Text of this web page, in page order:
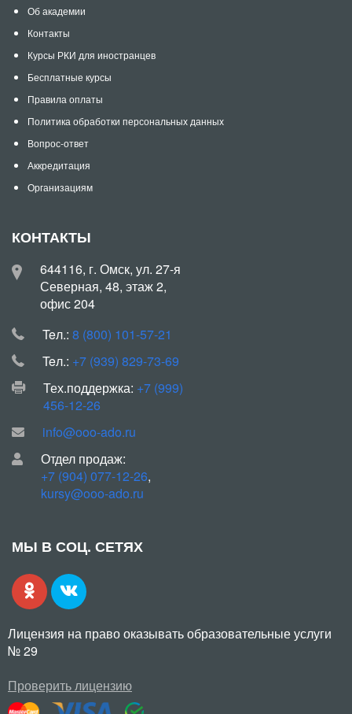
Об академии
Контакты
Курсы РКИ для иностранцев
Бесплатные курсы
Правила оплаты
Политика обработки персональных данных
Вопрос-ответ
Аккредитация
Организациям
КОНТАКТЫ
644116, г. Омск, ул. 27-я
Северная, 48, этаж 2,
офис 204
Teл.: 8 (800) 101-57-21
Teл.: +7 (939) 829-73-69
Тех.поддержка: +7 (999)
456-12-26
info@ooo-ado.ru
Отдел продаж:
+7 (904) 077-12-26,
kursy@ooo-ado.ru
МЫ В СОЦ. СЕТЯХ
Лицензия на право оказывать образовательные услуги
№ 29
Проверить лицензию